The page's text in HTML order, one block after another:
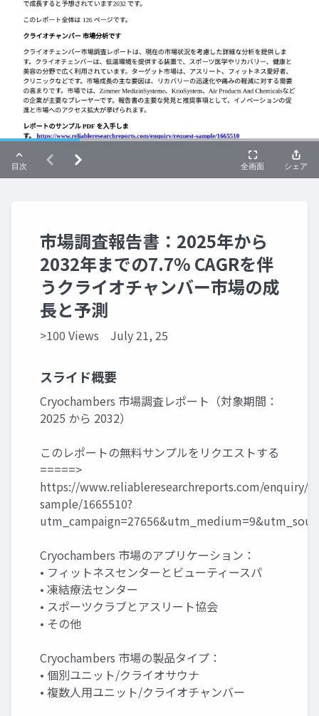
市場調査報告書：2025年から
2032年までの7.7% CAGRを伴
うクライオチャンバー市場の成
長と予測
>100 Views July 21, 25
スライド概要
Cryochambers 市場調査レポート（対象期間：
2025 から 2032）
このレポートの無料サンプルをリクエストする
=====>
https://www.reliableresearchreports.com/enquiry/
sample/1665510?
Cryochambers 市場のアプリケーション：
• フィットネスセンターとビューティースパ
• 凍結療法センター
• スポーツクラブとアスリート協会
• その他
Cryochambers 市場の製品タイプ：
• 個別ユニット/クライオサウナ
• 複数人用ユニット/クライオチャンバー